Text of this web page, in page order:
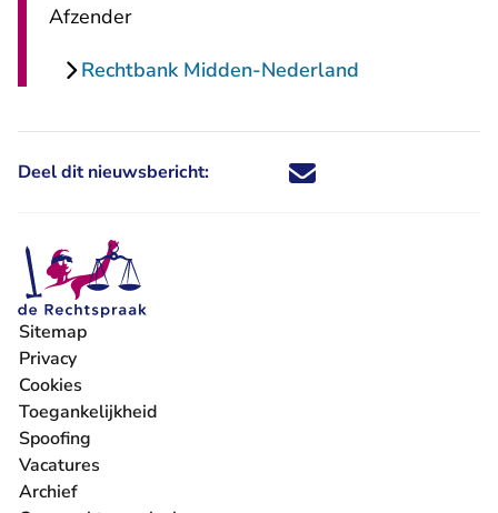
Afzender
Rechtbank Midden-Nederland
Deel dit nieuwsbericht: Deel dit nieuwsbericht via X -
Deel dit nieuwsbericht via
Deel dit nieuwsbericht
Deel dit
Sitemap
Privacy
Cookies
Toegankelijkheid
Spoofing
Vacatures
- U verlaat Rechtspraak.nl
Archief